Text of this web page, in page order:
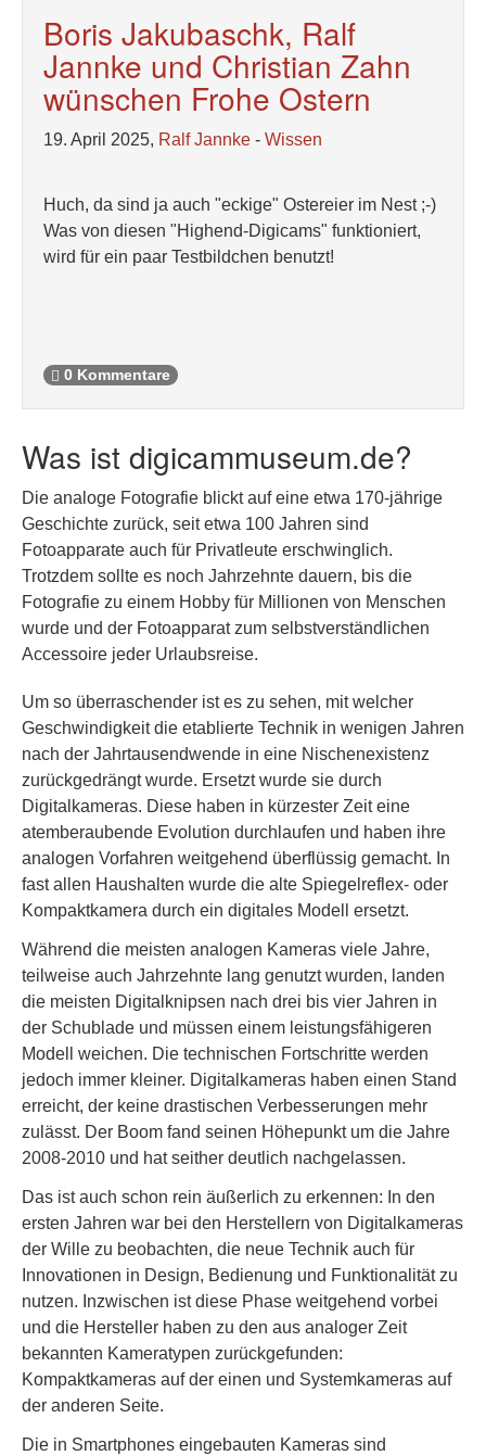
Boris Jakubaschk, Ralf
Jannke und Christian Zahn
wünschen Frohe Ostern
19. April 2025, Ralf Jannke - Wissen
Huch, da sind ja auch "eckige" Ostereier im Nest ;-)
Was von diesen "Highend-Digicams" funktioniert,
wird für ein paar Testbildchen benutzt!
0 Kommentare
Was ist digicammuseum.de?
Die analoge Fotografie blickt auf eine etwa 170-jährige
Geschichte zurück, seit etwa 100 Jahren sind
Fotoapparate auch für Privatleute erschwinglich.
Trotzdem sollte es noch Jahrzehnte dauern, bis die
Fotografie zu einem Hobby für Millionen von Menschen
wurde und der Fotoapparat zum selbstverständlichen
Accessoire jeder Urlaubsreise.
Um so überraschender ist es zu sehen, mit welcher
Geschwindigkeit die etablierte Technik in wenigen Jahren
nach der Jahrtausendwende in eine Nischenexistenz
zurückgedrängt wurde. Ersetzt wurde sie durch
Digitalkameras. Diese haben in kürzester Zeit eine
atemberaubende Evolution durchlaufen und haben ihre
analogen Vorfahren weitgehend überflüssig gemacht. In
fast allen Haushalten wurde die alte Spiegelreflex- oder
Kompaktkamera durch ein digitales Modell ersetzt.
Während die meisten analogen Kameras viele Jahre,
teilweise auch Jahrzehnte lang genutzt wurden, landen
die meisten Digitalknipsen nach drei bis vier Jahren in
der Schublade und müssen einem leistungsfähigeren
Modell weichen. Die technischen Fortschritte werden
jedoch immer kleiner. Digitalkameras haben einen Stand
erreicht, der keine drastischen Verbesserungen mehr
zulässt. Der Boom fand seinen Höhepunkt um die Jahre
2008-2010 und hat seither deutlich nachgelassen.
Das ist auch schon rein äußerlich zu erkennen: In den
ersten Jahren war bei den Herstellern von Digitalkameras
der Wille zu beobachten, die neue Technik auch für
Innovationen in Design, Bedienung und Funktionalität zu
nutzen. Inzwischen ist diese Phase weitgehend vorbei
und die Hersteller haben zu den aus analoger Zeit
bekannten Kameratypen zurückgefunden:
Kompaktkameras auf der einen und Systemkameras auf
der anderen Seite.
Die in Smartphones eingebauten Kameras sind